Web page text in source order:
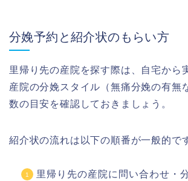
分娩予約と紹介状のもらい方
里帰り先の産院を探す際は、自宅から
産院の分娩スタイル（無痛分娩の有無
数の目安を確認しておきましょう。
紹介状の流れは以下の順番が一般的で
里帰り先の産院に問い合わせ・